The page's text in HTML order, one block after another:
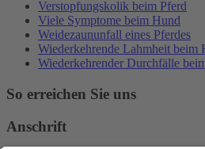
Verstopfungskolik beim Pferd
Viele Symptome beim Hund
Weidezaununfall eines Pferdes
Wiederkehrende Lahmheit beim
Wiederkehrender Durchfälle
So erreichen Sie uns
Anschrift